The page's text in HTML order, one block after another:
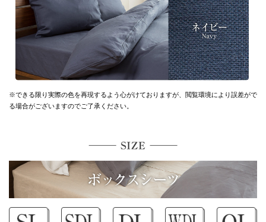
※できる限り実際の色を再現するよう心がけておりますが、 閲覧環境により誤差がで
る場合がございますのでご了承ください。